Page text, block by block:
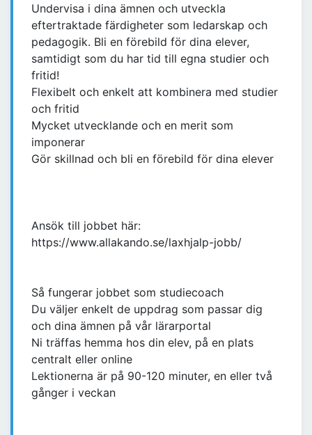
Undervisa i dina ämnen och utveckla
eftertraktade färdigheter som ledarskap och
pedagogik. Bli en förebild för dina elever,
samtidigt som du har tid till egna studier och
fritid!
Flexibelt och enkelt att kombinera med studier
och fritid
Mycket utvecklande och en merit som
imponerar
Gör skillnad och bli en förebild för dina elever
Ansök till jobbet här:
https://www.allakando.se/laxhjalp-jobb/
Så fungerar jobbet som studiecoach
Du väljer enkelt de uppdrag som passar dig
och dina ämnen på vår lärarportal
Ni träffas hemma hos din elev, på en plats
centralt eller online
Lektionerna är på 90-120 minuter, en eller två
gånger i veckan